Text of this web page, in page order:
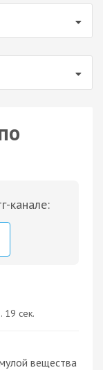
канале:
19 сек.
вещества